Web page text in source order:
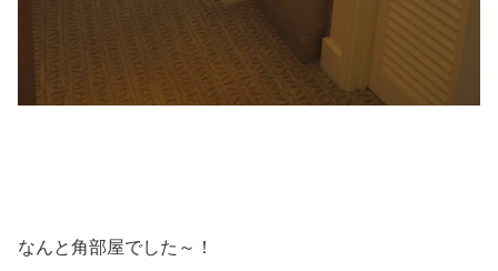
なんと角部屋でした～！